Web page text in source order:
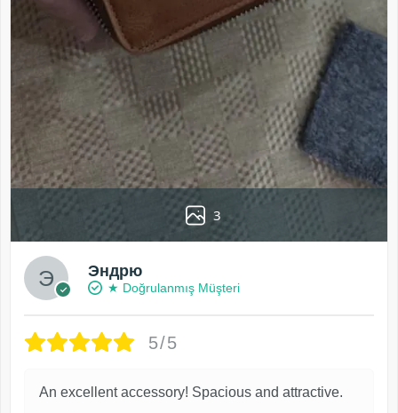
3
Эндрю
★ Doğrulanmış Müşteri
5/5
An excellent accessory! Spacious and attractive.